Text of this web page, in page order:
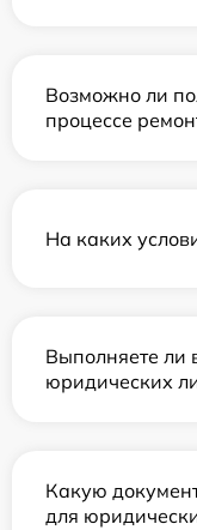
Возможно ли
процессе
На каких
Выполняете ли
юридических
Какую
для